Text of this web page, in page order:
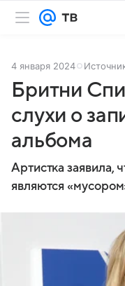
4 января 2024
Бритни
слухи о
альбома
Артистка заявила,
являются